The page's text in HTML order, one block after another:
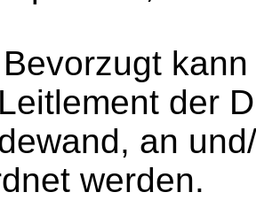
Bevorzugt
der
an
werden.